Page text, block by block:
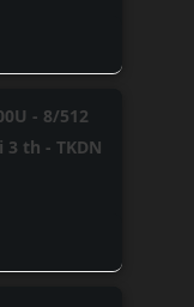
- 8/512
3 th - TKDN